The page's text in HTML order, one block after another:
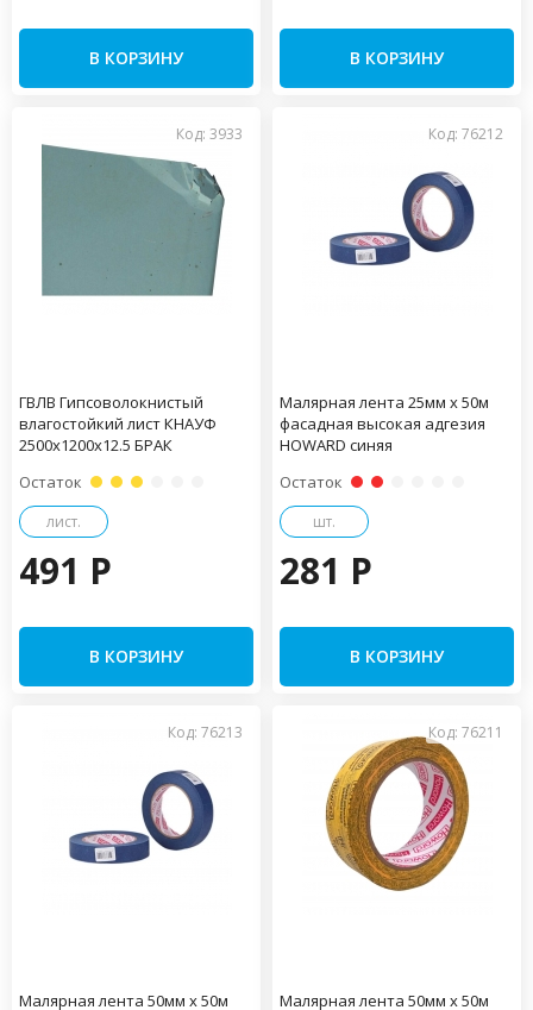
В КОРЗИНУ В КОРЗИНУ
Код: 3933
ГВЛВ Гипсоволокнистый
влагостойкий лист КНАУФ
2500х1200х12.5 БРАК
Остаток
лист.
491 P
В КОРЗИНУ
Код: 76212
Малярная лента 25мм х 50м
фасадная высокая адгезия
HOWARD синяя
Остаток
шт.
281 P
В КОРЗИНУ
Код: 76213
Малярная лента 50мм х 50м
Код: 76211
Малярная лента 50мм х 50м